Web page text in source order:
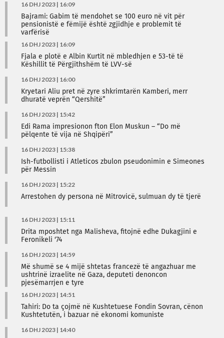
16 DHJ 2023 | 16:09
Bajrami: Gabim të mendohet se 100 euro në vit për
pensionistë e fëmijë është zgjidhje e problemit të
varfërisë
16 DHJ 2023 | 16:09
Fjala e plotë e Albin Kurtit në mbledhjen e 53-të të
Këshillit të Përgjithshëm të LVV-së
16 DHJ 2023 | 16:00
Kryetari Aliu pret në zyre shkrimtarën Kamberi, merr
dhuratë veprën “Qershitë”
16 DHJ 2023 | 15:42
Edi Rama impresionon fton Elon Muskun – “Do më
pëlqente të vija në Shqipëri”
16 DHJ 2023 | 15:38
Ish-futbollisti i Atleticos zbulon pseudonimin e Simeones
për Messin
16 DHJ 2023 | 15:22
Arrestohen dy persona në Mitrovicë, sulmuan dy të tjerë
16 DHJ 2023 | 15:11
Drita mposhtet nga Malisheva, fitojnë edhe Dukagjini e
Feronikeli ‘74
16 DHJ 2023 | 14:59
Më shumë se 4 mijë shtetas francezë të angazhuar me
ushtrinë izraelite në Gaza, deputeti denoncon
pjesëmarrjen e tyre
16 DHJ 2023 | 14:51
Tahiri: Do ta çojmë në Kushtetuese Fondin Sovran, cënon
Kushtetutën, i bazuar në ekonomi komuniste
16 DHJ 2023 | 14:40